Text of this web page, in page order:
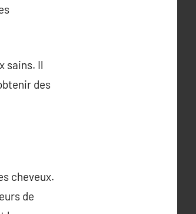
sains. Il
des
cheveux.
de